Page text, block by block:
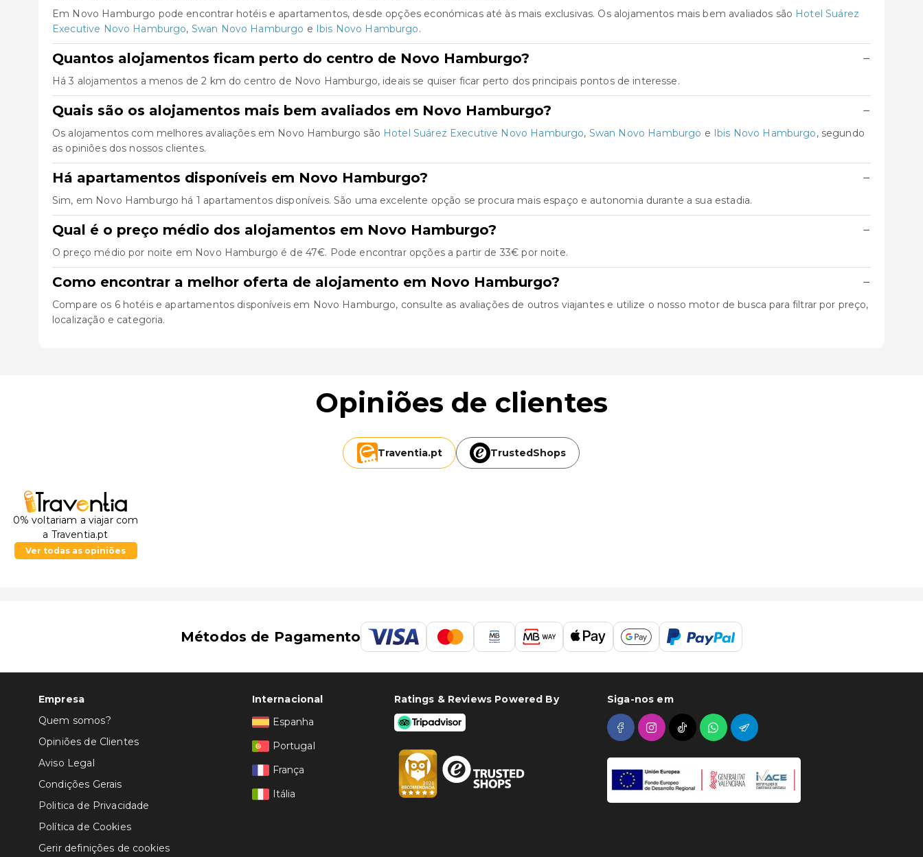
Em Novo Hamburgo pode encontrar hotéis e apartamentos, desde opções económicas até às mais exclusivas. Os alojamentos mais bem avaliados são Hotel Suárez
Executive Novo Hamburgo, Swan Novo Hamburgo e Ibis Novo Hamburgo.
Quantos alojamentos ficam perto do centro de Novo Hamburgo? −
Há 3 alojamentos a menos de 2 km do centro de Novo Hamburgo, ideais se quiser ficar perto dos principais pontos de interesse.
Quais são os alojamentos mais bem avaliados em Novo Hamburgo? −
Os alojamentos com melhores avaliações em Novo Hamburgo são Hotel Suárez Executive Novo Hamburgo, Swan Novo Hamburgo e Ibis Novo Hamburgo, segundo
as opiniões dos nossos clientes.
Há apartamentos disponíveis em Novo Hamburgo? −
Sim, em Novo Hamburgo há 1 apartamentos disponíveis. São uma excelente opção se procura mais espaço e autonomia durante a sua estadia.
Qual é o preço médio dos alojamentos em Novo Hamburgo? −
O preço médio por noite em Novo Hamburgo é de 47€. Pode encontrar opções a partir de 33€ por noite.
Como encontrar a melhor oferta de alojamento em Novo Hamburgo? −
Compare os 6 hotéis e apartamentos disponíveis em Novo Hamburgo, consulte as avaliações de outros viajantes e utilize o nosso motor de busca para filtrar por preço,
localização e categoria.
Opiniões de clientes
Traventia.pt TrustedShops
0% voltariam a viajar com
a Traventia.pt
Ver todas as opiniões
Métodos de Pagamento
Empresa
Quem somos?
Opiniões de Clientes
Aviso Legal
Condições Gerais
Politica de Privacidade
Política de Cookies
Gerir definições de cookies
Internacional
Espanha
Portugal
França
Itália
Ratings & Reviews Powered By Siga-nos em